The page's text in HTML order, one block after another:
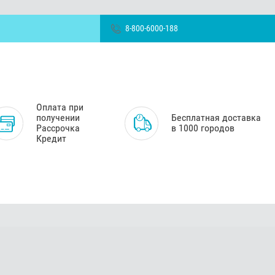
8-800-6000-188
Оплата при
получении
Рассрочка
Кредит
Бесплатная доставка
в 1000 городов